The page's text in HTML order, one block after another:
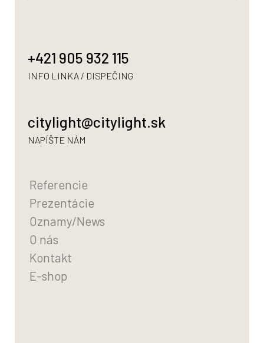
+421 905 932 115
INFO LINKA / DISPEČING
citylight@citylight.sk
NAPÍŠTE NÁM
Referencie
Prezentácie
Oznamy/News
O nás
Kontakt
E-shop